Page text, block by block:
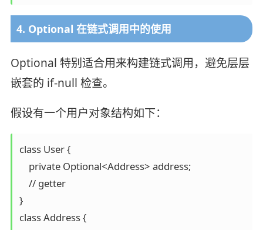
4. Optional 在链式调用中的使用
Optional 特别适合用来构建链式调用，避免层层
嵌套的 if-null 检查。
假设有一个用户对象结构如下：
class User {
    private Optional<Address> address;
    // getter
}
class Address {